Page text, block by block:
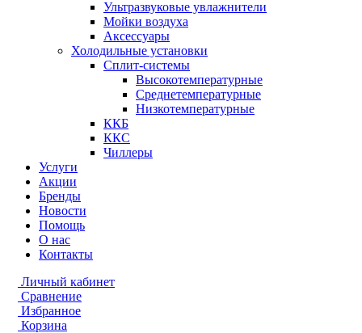
Ультразвуковые увлажнители
Мойки воздуха
Аксессуары
Холодильные установки
Сплит-системы
Высокотемпературные
Среднетемпературные
Низкотемпературные
ККБ
ККС
Чиллеры
Услуги
Акции
Бренды
Новости
Помощь
О нас
Контакты
Личный кабинет
Сравнение
Избранное
Корзина